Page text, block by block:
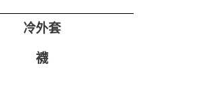
冷外套
襪